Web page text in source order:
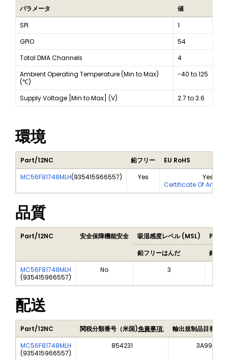
パラメータ
値
SPI
1
GPIO
54
Total DMA Channels
4
Ambient Operating Temperature (Min to Max)
(℃)
-40 to 125
Supply Voltage [Min to Max] (V) 2.7 to 3.6
環境
Part/12NC 鉛フリー
EU RoHS
MC56F81748MLH(935415966557) Yes
Yes
Certificate Of
品質
Part/12NC 安全保障機能安全 吸湿感度レベル (MSL)
Peak
鉛フリーはんだ
鉛フ
MC56F81748MLH
(935415966557)
No 3
配送
Part/12NC 関税分類番号（米国)免責事項:
輸出規制品目番号
MC56F81748MLH
(935415966557)
854231 3A991A2